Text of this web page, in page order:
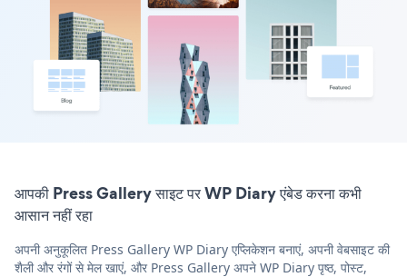
आपकी Press Gallery साइट पर WP Diary एंबेड करना कभी
आसान नहीं रहा
अपनी अनुकूलित Press Gallery WP Diary एप्लिकेशन बनाएं, अपनी वेबसाइट की
शैली और रंगों से मेल खाएं, और Press Gallery अपने WP Diary पृष्ठ, पोस्ट,